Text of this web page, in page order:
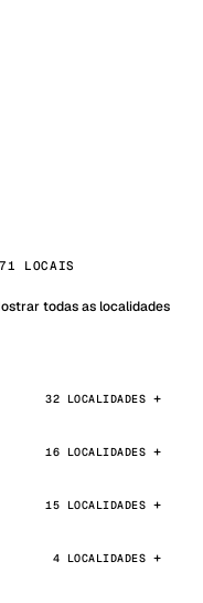
LOCAIS
todas as localidades
32 LOCALIDADES
16 LOCALIDADES
15 LOCALIDADES
4 LOCALIDADES